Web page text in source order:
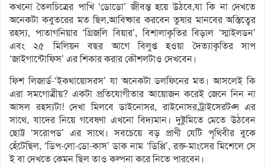
কখনো তৈলচিত্রের পাখি ‘ডোডো’ জীবন্ত হয়ে উঠবে,যা কি না দেখতে
অনেকটা কবুতরের মত ছিল,আবিষ্কার করবেন তুষার মানবের অস্তিত্বের
রহস্য, পাতাগনিয়ার ‘গ্রিজলি বিয়ার’, বিশালাকৃতির বিড়াল ‘স্মাইলডন’
এবং ২৫ মিলিয়ন বছর আগে বিলুপ্ত হওয়া দৈত্যাকৃতির সাপ
‘জাইগান্টোফিস’ এর শিকার করার কৌশলটাও দেখবেন।
ফিশ লিজার্ড-‘ইকথায়োসরস’ যা অনেকটা ডলফিনের মত। আসলেই কি
এরা সমগোত্রীয়? একটা প্রতিযোগীতার আয়োজন করেই জেনে নিন না
আসল রহস্যটা! দেখা মিলবে ডাইনোসর, রাইনোসর,ট্রাইসেরটপ্স এর
সাথে, যাদের নিয়ে গবেষণা এখনো বিদ্যমান। দুষ্টুমিতে মেতে উঠবেন
ছোট্ট ‘সরোপড’ এর সাথে। সবচেয়ে বড় প্রাণী যেটি পৃথিবীর বুকে
হেঁটেছিল, ‘ডিপ-লো-ডো-কাস’ ডাক নাম ‘ডিপ্পি’, রক্ত-মাংসের মিশেলে সে
ই বা দেখতে কেমন ছিল তাও কল্পনা করে নিতে পারবেন।